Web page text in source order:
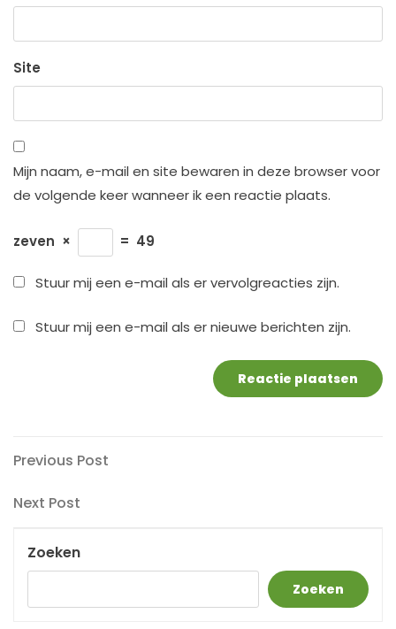
Site
Mijn naam, e-mail en site bewaren in deze browser voor
de volgende keer wanneer ik een reactie plaats.
zeven × = 49
Stuur mij een e-mail als er vervolgreacties zijn.
Stuur mij een e-mail als er nieuwe berichten zijn.
Berichtnavigatie
Previous
Previous Post
Next
Next Post
Zoeken
Zoeken